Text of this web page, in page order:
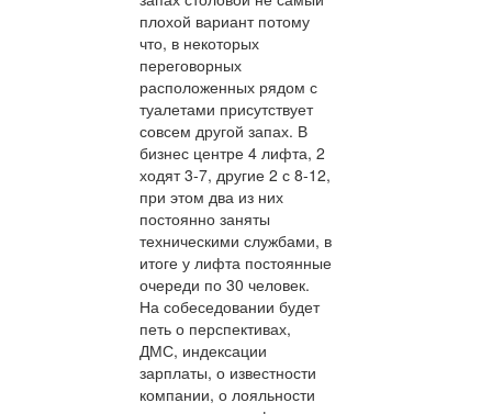
плохой вариант потому
что, в некоторых
переговорных
расположенных рядом с
туалетами присутствует
совсем другой запах. В
бизнес центре 4 лифта, 2
ходят 3-7, другие 2 с 8-12,
при этом два из них
постоянно заняты
техническими службами, в
итоге у лифта постоянные
очереди по 30 человек.
На собеседовании будет
петь о перспективах,
ДМС, индексации
зарплаты, о известности
компании, о лояльности